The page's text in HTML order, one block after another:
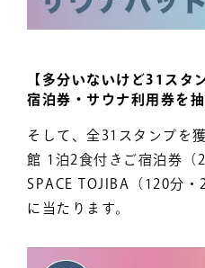
【多分いないけど31スタ
宿泊券・サウナ利用券を
そして、全31スタンプを
館 1泊2食付きご宿泊券（
SPACE TOJIBA（120分
に当たります。